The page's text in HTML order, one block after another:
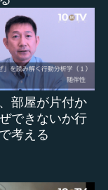
部屋が片付か
できないか行
考える